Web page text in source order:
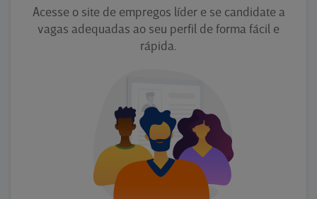
Acesse o site de empregos líder e se candidate a
vagas adequadas ao seu perfil de forma fácil e
rápida.